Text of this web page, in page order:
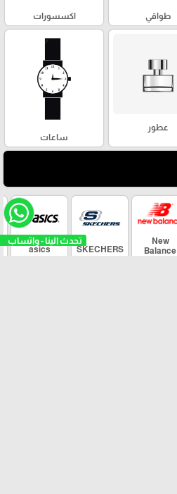
طواقي اكسسورات
عطور
ساعات
New
Balance
SKECHERS
asics